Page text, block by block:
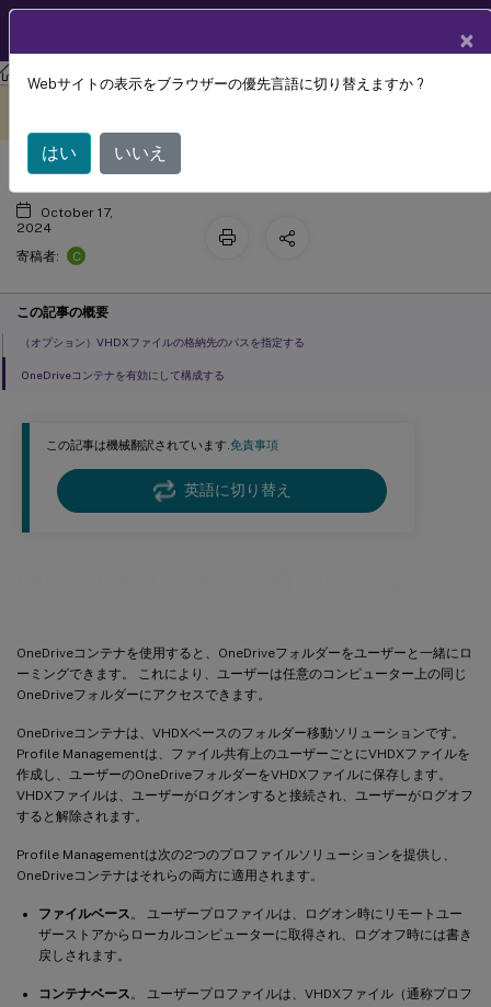
Profile Management Profile Management 2402 LTSR
この記事は機械翻訳されています.免責事項
英語に切り替え
OneDriveコンテナを使用すると、OneDriveフォルダーをユーザーと一緒にロ
ーミングできます。 これにより、ユーザーは任意のコンピューター上の同じ
OneDriveフォルダーにアクセスできます。
OneDriveコンテナは、VHDXベースのフォルダー移動ソリューションです。
Profile Managementは、ファイル共有上のユーザーごとにVHDXファイルを
作成し、ユーザーのOneDriveフォルダーをVHDXファイルに保存します。
VHDXファイルは、ユーザーがログオンすると接続され、ユーザーがログオフ
すると解除されます。
Profile Managementは次の2つのプロファイルソリューションを提供し、
OneDriveコンテナはそれらの両方に適用されます。
ファイルベース 。 ユーザープロファイルは、ログオン時にリモートユー
ザーストアからローカルコンピューターに取得され、ログオフ時には書き
戻しされます。
コンテナベース 。 ユーザープロファイルは、VHDXファイル（通称プロフ
OneDriveコンテナを有効にする
October 17,
2024
寄稿者:
C
この記事の概要
（オプション）VHDXファイルの格納先のパスを指定する
OneDriveコンテナを有効にして構成する
×
Webサイトの表示をブラウザーの優先言語に切り替えますか ?
はい いいえ